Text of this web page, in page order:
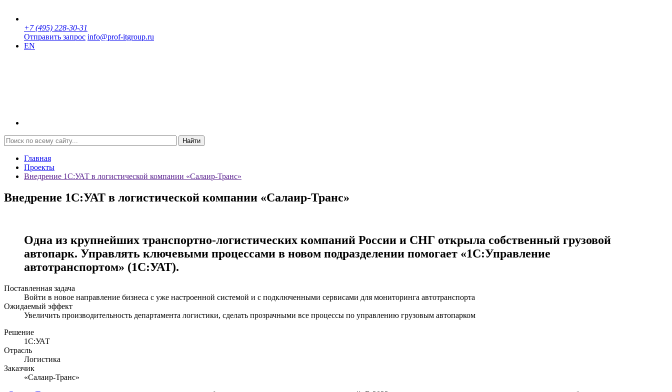
+7 (495) 228-30-31
Отправить запрос info@prof-itgroup.ru
EN
Найти
Главная
Проекты
Внедрение 1С:УАТ в логистической компании «Салаир-Транс»
Внедрение 1С:УАТ в логистической компании «Салаир-Транс»
Одна из крупнейших транспортно-логистических компаний России и СНГ открыла собственный грузовой
автопарк. Управлять ключевыми процессами в новом подразделении помогает «1С:Управление
автотранспортом» (1С:УАТ).
Поставленная задача
Войти в новое направление бизнеса с уже настроенной системой и с подключенными сервисами для мониторинга автотранспорта
Ожидаемый эффект
Увеличить производительность департамента логистики, сделать прозрачными все процессы по управлению грузовым автопарком
Решение
1С:УАТ
Отрасль
Логистика
Заказчик
«Салаир-Транс»